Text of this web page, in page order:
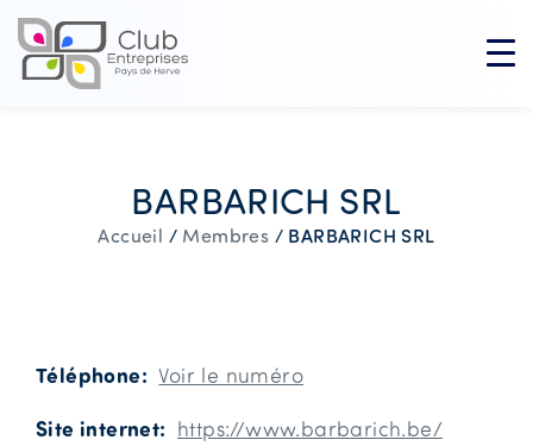
BARBARICH SRL
Accueil / Membres / BARBARICH SRL
Téléphone Voir le numéro
Site internet https://www.barbarich.be/